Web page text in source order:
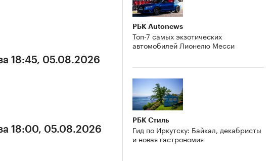
18:45, 05.08.2026
18:00, 05.08.2026
РБК Autonews
Топ-7 самых экзотических
автомобилей Лионелю Месси
РБК Стиль
Гид по Иркутску: Байкал, декабристы
и новая гастрономия